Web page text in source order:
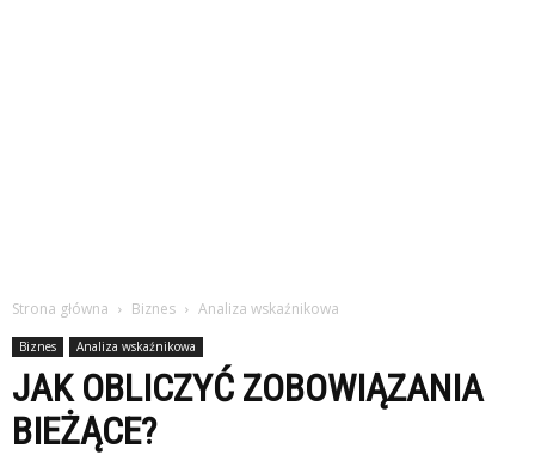
Strona główna Biznes Analiza wskaźnikowa
Biznes Analiza wskaźnikowa
JAK OBLICZYĆ ZOBOWIĄZANIA
BIEŻĄCE?